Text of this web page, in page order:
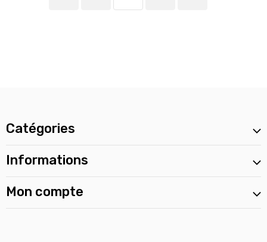
Catégories
Informations
Mon compte